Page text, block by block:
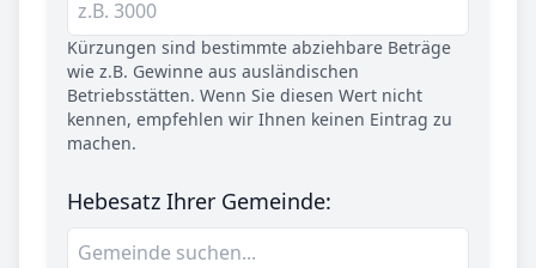
Kürzungen sind bestimmte abziehbare Beträge
wie z.B. Gewinne aus ausländischen
Betriebsstätten. Wenn Sie diesen Wert nicht
kennen, empfehlen wir Ihnen keinen Eintrag zu
machen.
Hebesatz Ihrer Gemeinde: